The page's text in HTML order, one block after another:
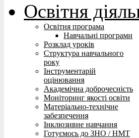
Освітня
Освітня програма
Навчальні програми
Розклад уроків
Структура навчального
року
Інструментарій
оцінювання
Академічна доброчесність
Моніторинг якості освіти
Матеріально-технічне
забезпечення
Інклюзивне навчання
Готуємось до ЗНО / НМТ